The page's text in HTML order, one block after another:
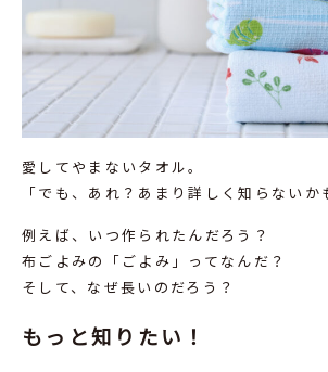
愛してやまないタオル。
「でも、あれ？あまり詳しく知らないか
例えば、いつ作られたんだろう？
布ごよみの「ごよみ」ってなんだ？
そして、なぜ長いのだろう？
もっと知りたい！